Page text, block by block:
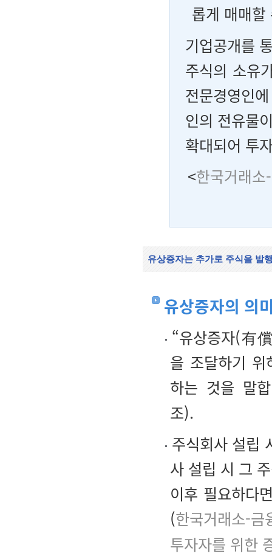
롭게 매매
기업공개를
주식의 소유
전문경영인
인의 전유물
확대되어 투
<한국거래
유상증자는 추가로 주식을 발
유상증자의 의
“유상증자(有
을 조달하기 위
하는 것을 말
조).
주식회사 설립
사 설립 시 그
이후 필요하다
(한국거래소-
투자자를 위한